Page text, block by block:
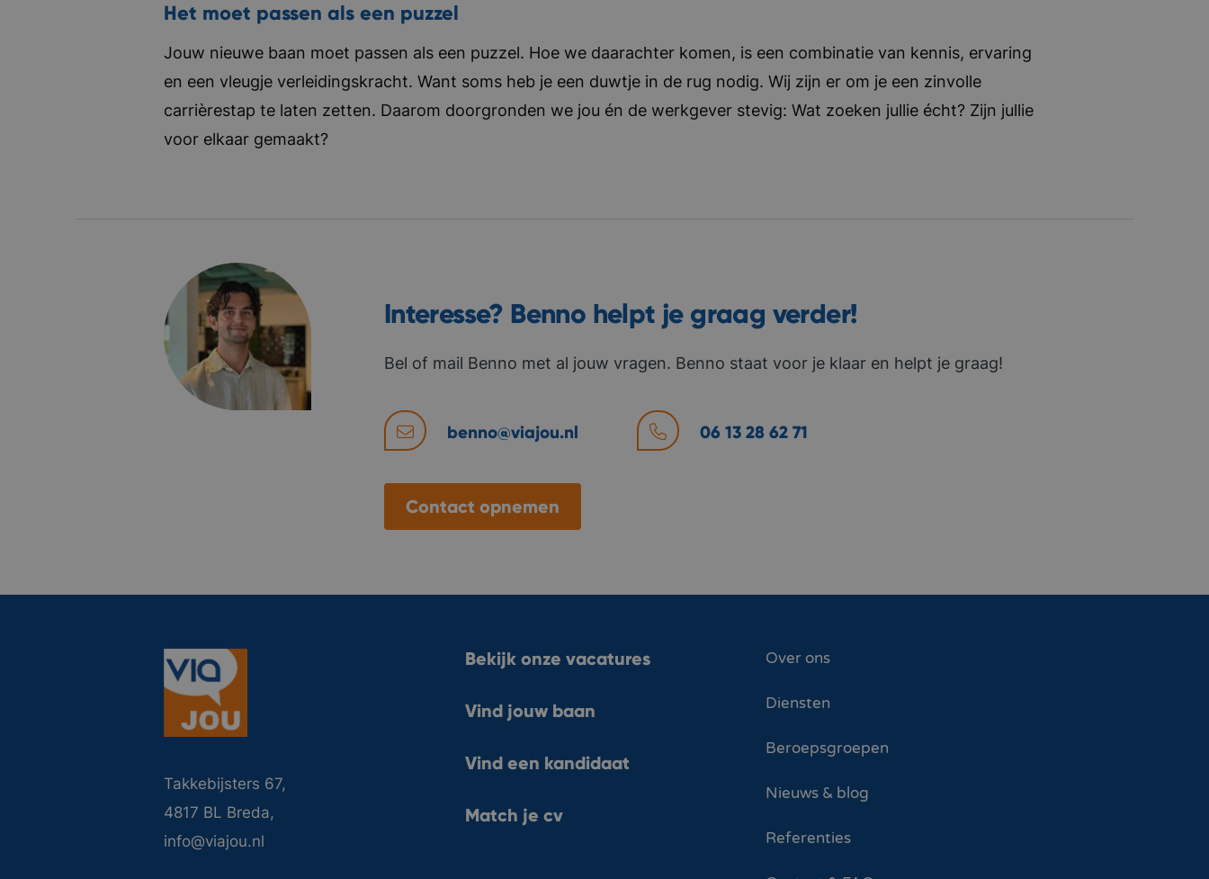
Het moet passen als een puzzel
Jouw nieuwe baan moet passen als een puzzel. Hoe we daarachter komen, is een combinatie van kennis, ervaring
en een vleugje verleidingskracht. Want soms heb je een duwtje in de rug nodig. Wij zijn er om je een zinvolle
carrièrestap te laten zetten. Daarom doorgronden we jou én de werkgever stevig: Wat zoeken jullie écht? Zijn jullie
voor elkaar gemaakt?
Interesse? Benno helpt je graag verder!
Bel of mail Benno met al jouw vragen. Benno staat voor je klaar en helpt je graag!
benno@viajou.nl 06 13 28 62 71
Contact opnemen
Takkebijsters 67,
4817 BL Breda,
info@viajou.nl
Bekijk onze vacatures
Vind jouw baan
Vind een kandidaat
Match je cv
Over ons
Diensten
Beroepsgroepen
Nieuws & blog
Referenties